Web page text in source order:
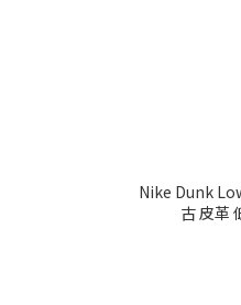
Nike Dunk
古 皮革